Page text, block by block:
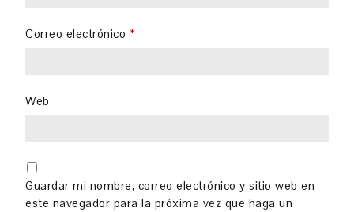
Correo electrónico *
Web
Guardar mi nombre, correo electrónico y sitio web en
este navegador para la próxima vez que haga un